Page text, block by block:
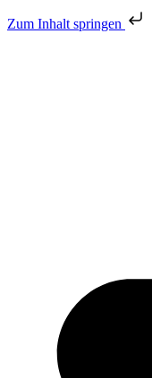
Zum Inhalt springen